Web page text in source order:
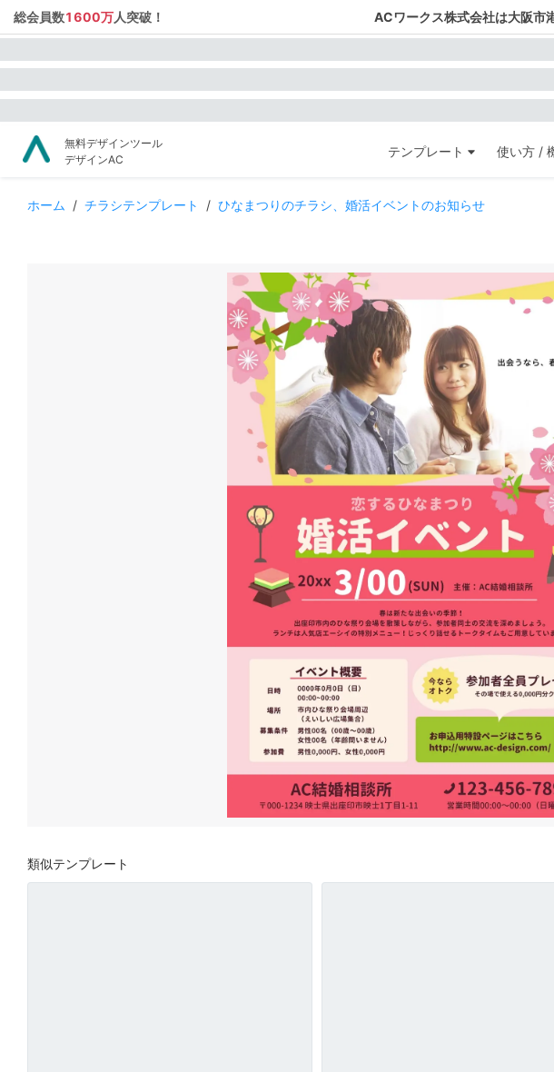
総会員数1600万人突破！ ACワークス株式会社は大阪市
無料デザインツール
デザインAC
テンプレート 使い方 /
ホーム / チラシテンプレート / ひなまつりのチラシ、婚活イベントのお知らせ
類似テンプレート